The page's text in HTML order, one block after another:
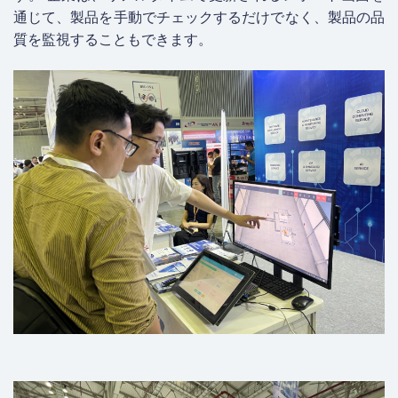
通じて、製品を手動でチェックするだけでなく、製品の品
質を監視することもできます。